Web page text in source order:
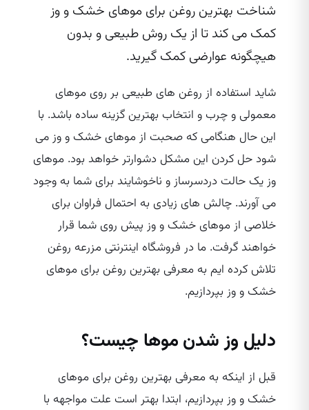
شناخت بهترین روغن برای موهای خشک و وز
کمک می‌ کند تا از یک روش طبیعی و بدون
هیچگونه عوارضی کمک گیرید.
شاید استفاده از روغن‌ های طبیعی بر روی موهای
معمولی و چرب و انتخاب بهترین گزینه ساده باشد. با
این حال هنگامی که صحبت از موهای خشک و وز می‌
شود حل کردن این مشکل دشوارتر خواهد بود. موهای
وز یک حالت دردسرساز و ناخوشایند برای شما به وجود
می‌ آورند. چالش‌ های زیادی به احتمال فراوان برای
خلاصی از موهای خشک و وز پیش روی شما قرار
خواهند گرفت. ما در فروشگاه اینترنتی مزرعه روغن
تلاش کرده‌ ایم به معرفی بهترین روغن برای موهای
خشک و وز بپردازیم.
دلیل وز شدن موها چیست؟
قبل از اینکه به معرفی بهترین روغن برای موهای
خشک و وز بپردازیم، ابتدا بهتر است علت مواجهه با